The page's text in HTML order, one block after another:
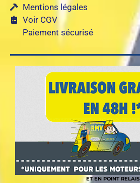
Mentions légales
Voir CGV
Paiement sécurisé
ET EN POINT RELAIS